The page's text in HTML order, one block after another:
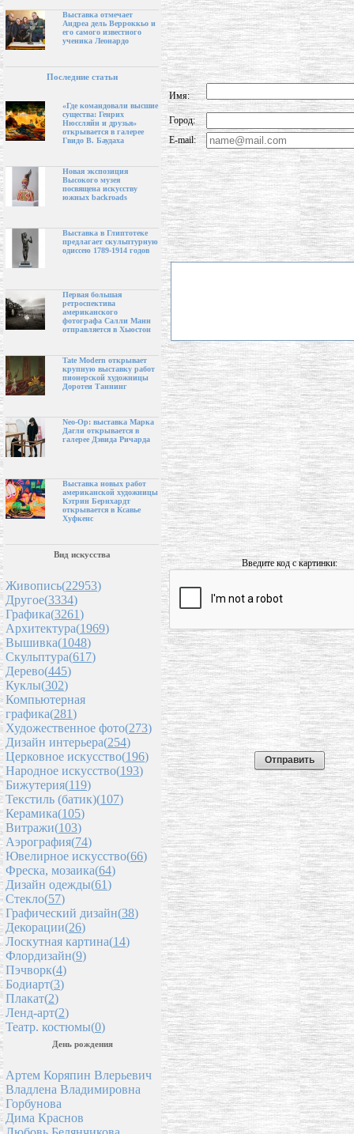
Выставка отмечает
Андреа дель Верроккьо и
его самого известного
ученика Леонардо
Последние статьи
«Где командовали высшие
существа: Генрих
Нюссляйн и друзья»
открывается в галерее
Гвидо В. Баудаха
Новая экспозиция
Высокого музея
посвящена искусству
южных backroads
Выставка в Глиптотеке
предлагает скульптурную
одиссею 1789-1914 годов
Первая большая
ретроспектива
американского
фотографа Салли Манн
отправляется в Хьюстон
Tate Modern открывает
крупную выставку работ
пионерской художницы
Доротеи Таннинг
Neo-Op: выставка Марка
Дагли открывается в
галерее Дэвида Ричарда
Выставка новых работ
американской художницы
Кэтрин Бернхардт
открывается в Ксавье
Хуфкенс
Вид искусства
Живопись(22953)
Другое(3334)
Графика(3261)
Архитектура(1969)
Вышивка(1048)
Скульптура(617)
Дерево(445)
Куклы(302)
Компьютерная
графика(281)
Художественное фото(273)
Дизайн интерьера(254)
Церковное искусство(196)
Народное искусство(193)
Бижутерия(119)
Текстиль (батик)(107)
Керамика(105)
Витражи(103)
Аэрография(74)
Ювелирное искусство(66)
Фреска, мозаика(64)
Дизайн одежды(61)
Стекло(57)
Графический дизайн(38)
Декорации(26)
Лоскутная картина(14)
Флордизайн(9)
Пэчворк(4)
Бодиарт(3)
Плакат(2)
Ленд-арт(2)
Театр. костюмы(0)
День рождения
Артем Коряпин Влерьевич
Владлена Владимировна
Горбунова
Дима Краснов
Имя:
Город:
E-mail:
Введите код с картинки: